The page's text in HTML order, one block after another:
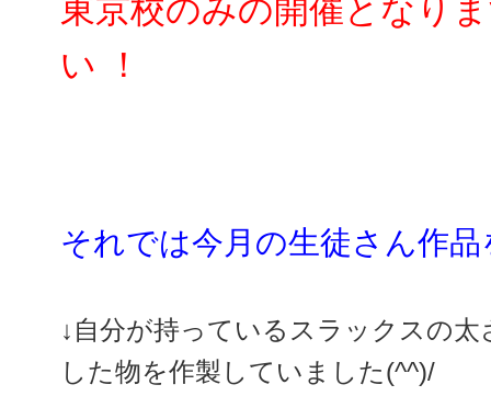
東京校のみの開催となり
い ！
それでは今月の生徒さん作
↓自分が持っているスラックスの
した物を作製していました(^^)/